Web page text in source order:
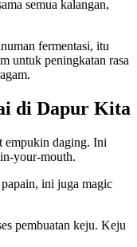
semua kalangan,
fermentasi, itu
untuk peningkatan rasa
di Dapur Kita
empukin daging. Ini
your-mouth.
ini juga magic
pembuatan keju. Keju